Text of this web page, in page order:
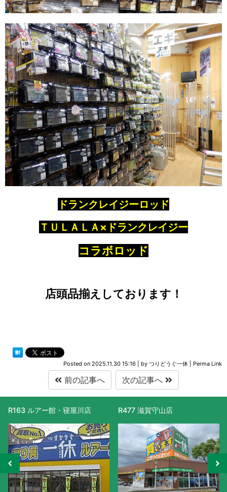
ドランクレイジーロッド
ＴＵＬＡＬＡ×ドランクレイジー
コラボロッド
店頭品揃えしております！
Posted on 2025.11.30 15:16 by つりどうぐ一休 Perma Link
前の記事へ 次の記事へ
R163 ルアー館・寝屋川店 R477 滋賀守山店